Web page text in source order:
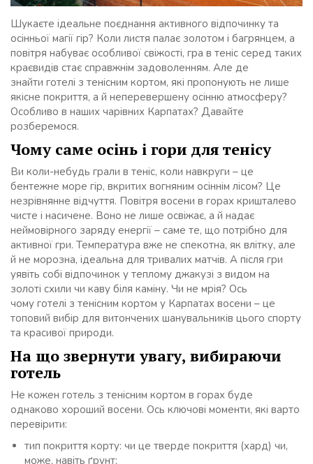
Шукаєте ідеальне поєднання активного відпочинку та
осінньої магії гір? Коли листя палає золотом і багрянцем, а
повітря набуває особливої свіжості, гра в теніс серед таких
краєвидів стає справжнім задоволенням. Але де
знайти готелі з тенісним кортом, які пропонують не лише
якісне покриття, а й неперевершену осінню атмосферу?
Особливо в наших чарівних Карпатах? Давайте
розберемося.
Чому саме осінь і гори для тенісу
Ви коли-небудь грали в теніс, коли навкруги – це
бентежне море гір, вкритих вогняним осіннім лісом? Це
незрівнянне відчуття. Повітря восени в горах кришталево
чисте і насичене. Воно не лише освіжає, а й надає
неймовірного заряду енергії – саме те, що потрібно для
активної гри. Температура вже не спекотна, як влітку, але
й не морозна, ідеальна для тривалих матчів. А після гри
уявіть собі відпочинок у теплому джакузі з видом на
золоті схили чи каву біля каміну. Чи не мрія? Ось
чому готелі з тенісним кортом у Карпатах восени – це
топовий вибір для витончених шанувальників цього спорту
та красивої природи.
На що звернути увагу, вибираючи
готель
Не кожен готель з тенісним кортом в горах буде
однаково хороший восени. Ось ключові моменти, які варто
перевірити:
тип покриття корту: чи це тверде покриття (хард) чи,
може, навіть ґрунт;